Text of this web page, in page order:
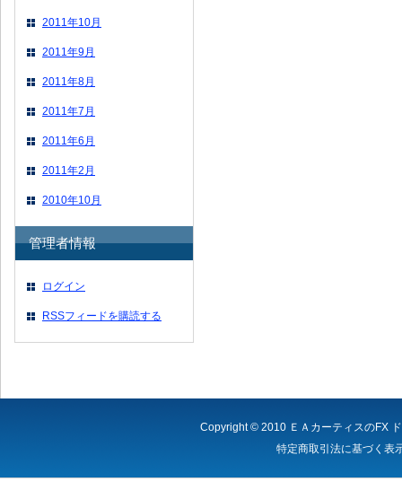
2011年10月
2011年9月
2011年8月
2011年7月
2011年6月
2011年2月
2010年10月
管理者情報
ログイン
RSSフィードを購読する
Copyright © 2010 ＥＡカーティスのFX
特定商取引法に基づく表